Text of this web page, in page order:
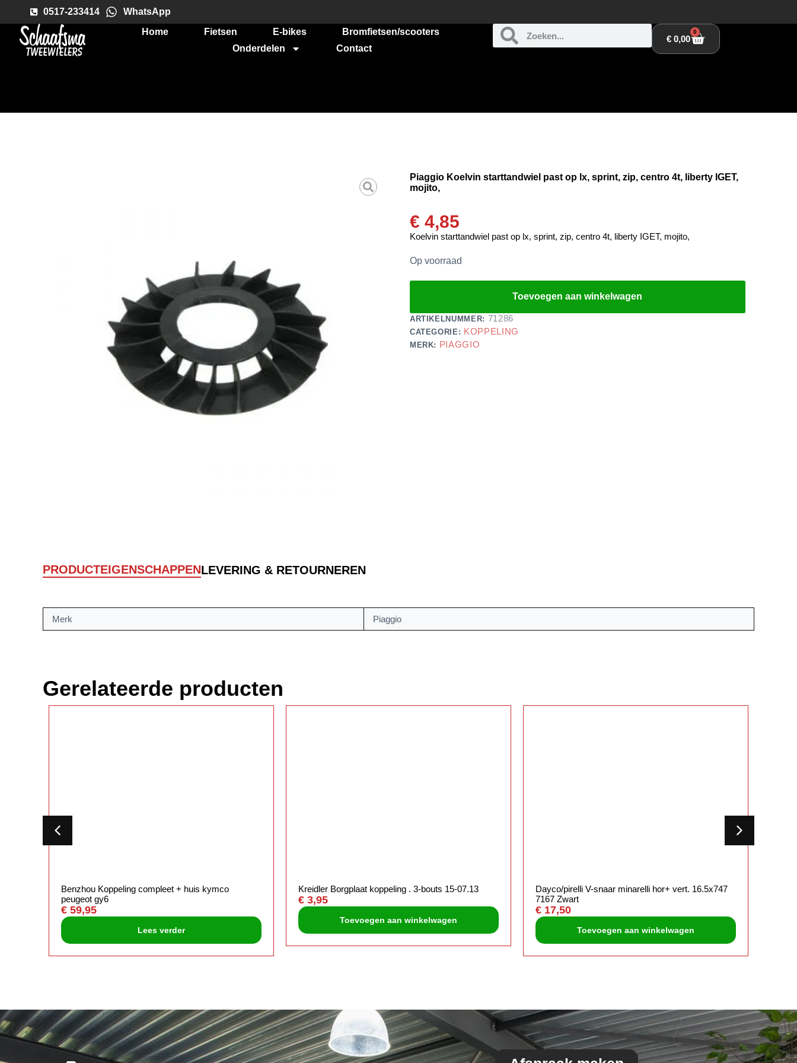
0517-233414
WhatsApp
Home
Fietsen E-bikes
Bromfietsen/scooters
Onderdelen
Contact
€0,00
0
Piaggio Koelvin starttandwiel past op lx, sprint, zip, centro 4t, liberty IGET,
mojito,
€ 4,85
Koelvin starttandwiel past op lx, sprint, zip, centro 4t, liberty IGET, mojito,
Op voorraad
Toevoegen aan winkelwagen
ARTIKELNUMMER: 71286
CATEGORIE: KOPPELING
MERK: PIAGGIO
PRODUCTEIGENSCHAPPENLEVERING & RETOURNEREN
Merk Piaggio
Gerelateerde producten
Benzhou Koppeling compleet + huis kymco
peugeot gy6
€ 59,95
Lees verder
Kreidler Borgplaat koppeling . 3-bouts 15-07.13
€ 3,95
Toevoegen aan winkelwagen
Dayco/pirelli V-snaar minarelli hor+ vert. 16.5x747
7167 Zwart
€ 17,50
Toevoegen aan winkelwagen